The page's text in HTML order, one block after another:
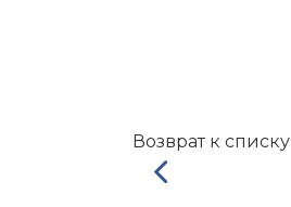
Возврат к списку